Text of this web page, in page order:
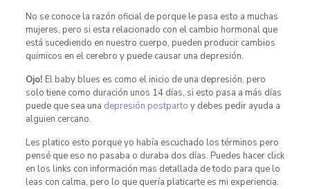
No se conoce la razón oficial de porque le pasa esto a muchas
mujeres, pero si esta relacionado con el cambio hormonal que
está sucediendo en nuestro cuerpo, pueden producir cambios
químicos en el cerebro y puede causar una depresión.
Ojo! El baby blues es como el inicio de una depresión, pero
solo tiene como duración unos 14 días, si esto pasa a más días
puede que sea una depresión postparto y debes pedir ayuda a
alguien cercano.
Les platico esto porque yo había escuchado los términos pero
pensé que eso no pasaba o duraba dos días. Puedes hacer click
en los links con información mas detallada de todo para que lo
leas con calma, pero lo que quería platicarte es mi experiencia.